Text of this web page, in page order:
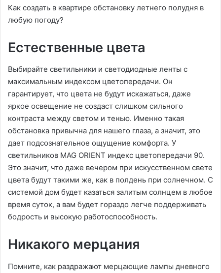
Как создать в квартире обстановку летнего полудня в
любую погоду?
Естественные цвета
Выбирайте светильники и светодиодные ленты с
максимальным индексом цветопередачи. Он
гарантирует, что цвета не будут искажаться, даже
яркое освещение не создаст слишком сильного
контраста между светом и тенью. Именно такая
обстановка привычна для нашего глаза, а значит, это
дает подсознательное ощущение комфорта. У
светильников MAG ORIENT индекс цветопередачи 90.
Это значит, что даже вечером при искусственном свете
цвета будут такими же, как в полдень при солнечном. С
системой дом будет казаться залитым солнцем в любое
время суток, а вам будет гораздо легче поддерживать
бодрость и высокую работоспособность.
Никакого мерцания
Помните, как раздражают мерцающие лампы дневного